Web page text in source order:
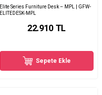
Elite Series Furniture Desk – MPL | GFW-
ELITEDESK-MPL
22.910TL
Sepete Ekle